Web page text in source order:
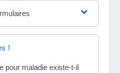
!
pour maladie existe-t-il